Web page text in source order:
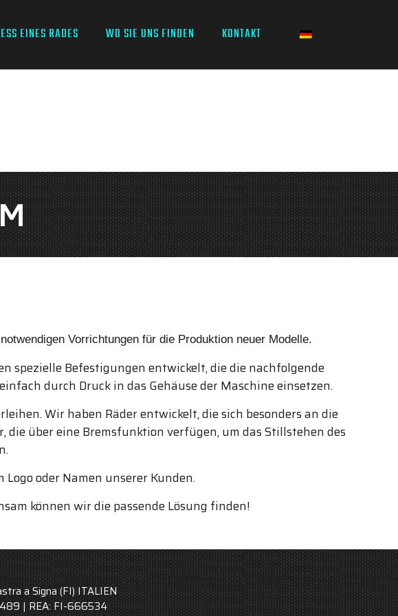
EINES RADES WO SIE UNS FINDEN KONTAKT
Vorrichtungen für die Produktion neuer Modelle.
spezielle Befestigungen entwickelt, die die nachfolgende
durch Druck in das Gehäuse der Maschine einsetzen.
Wir haben Räder entwickelt, die sich besonders an die
die über eine Bremsfunktion verfügen, um das Stillstehen des
oder Namen unserer Kunden.
können wir die passende Lösung finden!
a Signa (FI) ITALIEN
| REA: FI-666534